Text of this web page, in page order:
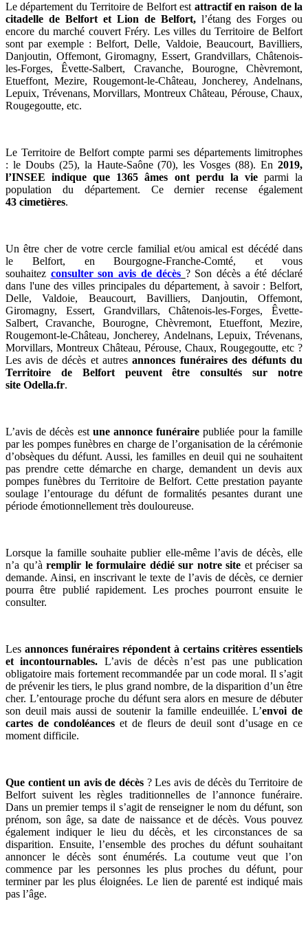
Le département du Territoire de Belfort est attractif en raison de la
citadelle de Belfort et Lion de Belfort, l’étang des Forges ou
encore du marché couvert Fréry. Les villes du Territoire de Belfort
sont par exemple : Belfort, Delle, Valdoie, Beaucourt, Bavilliers,
Danjoutin, Offemont, Giromagny, Essert, Grandvillars, Châtenois-
les-Forges, Êvette-Salbert, Cravanche, Bourogne, Chèvremont,
Etueffont, Mezire, Rougemont-le-Château, Joncherey, Andelnans,
Lepuix, Trévenans, Morvillars, Montreux Château, Pérouse, Chaux,
Rougegoutte, etc.
Le Territoire de Belfort compte parmi ses départements limitrophes
: le Doubs (25), la Haute-Saône (70), les Vosges (88). En2019,
l’INSEE indique que 1365 âmes ont perdu la vie parmi la
population du département. Ce dernier recense également
43 cimetières.
Un être cher de votre cercle familial et/ou amical est décédé dans
le Belfort, en Bourgogne-Franche-Comté, et vous
souhaitez consulter son avis de décès ? Son décès a été déclaré
dans l'une des villes principales du département, à savoir : Belfort,
Delle, Valdoie, Beaucourt, Bavilliers, Danjoutin, Offemont,
Giromagny, Essert, Grandvillars, Châtenois-les-Forges, Êvette-
Salbert, Cravanche, Bourogne, Chèvremont, Etueffont, Mezire,
Rougemont-le-Château, Joncherey, Andelnans, Lepuix, Trévenans,
Morvillars, Montreux Château, Pérouse, Chaux, Rougegoutte, etc ?
Les avis de décès et autresannonces funéraires des défunts du
Territoire de Belfort peuvent être consultés sur notre
site Odella.fr.
L’avis de décès est une annonce funéraire publiée pour la famille
par les pompes funèbres en charge de l’organisation de la cérémonie
d’obsèques du défunt. Aussi, les familles en deuil qui ne souhaitent
pas prendre cette démarche en charge, demandent un devis aux
pompes funèbres du Territoire de Belfort. Cette prestation payante
soulage l’entourage du défunt de formalités pesantes durant une
période émotionnellement très douloureuse.
Lorsque la famille souhaite publier elle-même l’avis de décès, elle
n’a qu’àremplir le formulaire dédié sur notre site et préciser sa
demande. Ainsi, en inscrivant le texte de l’avis de décès, ce dernier
pourra être publié rapidement. Les proches pourront ensuite le
consulter.
Les annonces funéraires répondent à certains critères essentiels
et incontournables. L’avis de décès n’est pas une publication
obligatoire mais fortement recommandée par un code moral. Il s’agit
de prévenir les tiers, le plus grand nombre, de la disparition d’un être
cher. L’entourage proche du défunt sera alors en mesure de débuter
son deuil mais aussi de soutenir la famille endeuillée. L’envoi de
cartes de condoléanceset de fleurs de deuil sont d’usage en ce
moment difficile.
Que contient un avis de décès ? Les avis de décès du Territoire de
Belfort suivent les règles traditionnelles de l’annonce funéraire.
Dans un premier temps il s’agit de renseigner le nom du défunt, son
prénom, son âge, sa date de naissance et de décès. Vous pouvez
également indiquer le lieu du décès, et les circonstances de sa
disparition. Ensuite, l’ensemble des proches du défunt souhaitant
annoncer le décès sont énumérés. La coutume veut que l’on
commence par les personnes les plus proches du défunt, pour
terminer par les plus éloignées. Le lien de parenté est indiqué mais
pas l’âge.